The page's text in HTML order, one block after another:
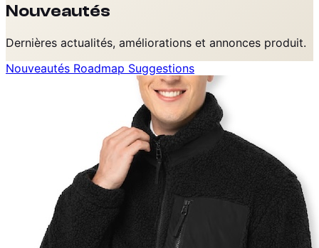
Nouveautés
Dernières actualités, améliorations et annonces produit.
Nouveautés Roadmap Suggestions